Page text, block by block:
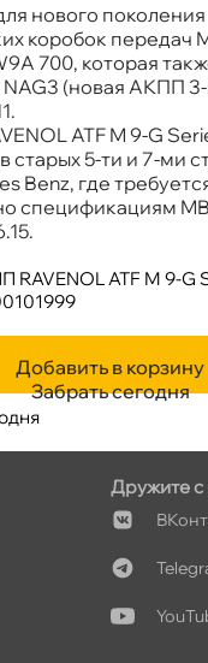
нового поколения
коробок передач
700, которая
NAG3 (новая АКПП
ATF M 9-G
старых 5-ти и 7-ми
Benz, где
спецификациям
RAVENOL ATF M 9-G
Добавить в корзину
Забрать сегодня
Дружите с